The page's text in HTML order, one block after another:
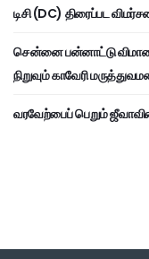
டிசி (DC) திரைப்பட
சென்னை பன்னாட்டு விமான
நிறுவும் காவேரி
வரவேற்பைப் பெறும்